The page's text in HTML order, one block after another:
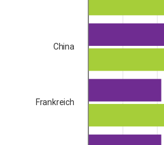
China
Frankreich